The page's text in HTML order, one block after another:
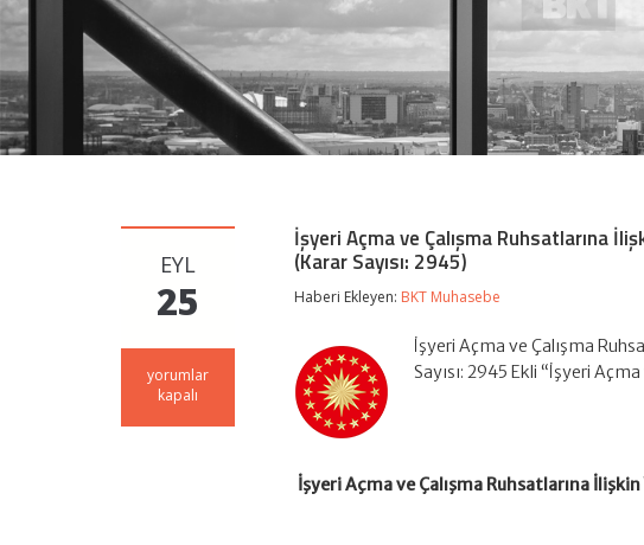
EYL
25
İşyeri
Açma
yorumlar
kapalı
İşyeri Açma ve Çalışma Ruhsatlarına
(Karar Sayısı: 2945)
Haberi Ekleyen: BKT Muhasebe
İşyeri Açma ve Çalışma
Sayısı: 2945 Ekli “İşyeri
İşyeri Açma ve Çalışma Ruhsatlarına